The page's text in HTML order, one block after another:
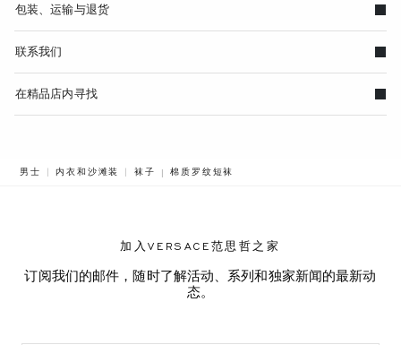
包装、运输与退货
联系我们
在精品店内寻找
男士 内衣和沙滩装 袜子 BREADCRUMB.ADA.LABEL.CURRENT
棉质罗纹短袜
加入VERSACE范思哲之家
订阅我们的邮件，随时了解活动、系列和独家新闻的最新动
态。